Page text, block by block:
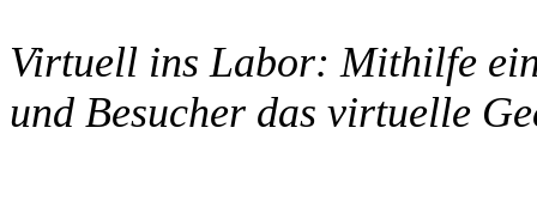
Virtuell ins Labor: Mithilfe
und Besucher das virtuelle